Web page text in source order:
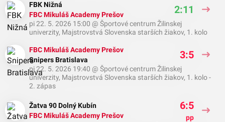
FBK Nižná
FBC Mikuláš Academy Prešov
2:11
pi 22. 5. 2026 15:00 @ Športové centrum Žilinskej
univerzity, Majstrovstvá Slovenska starších žiakov, 1. kolo
FBC Mikuláš Academy Prešov
Snipers Bratislava
3:5
pi 22. 5. 2026 19:40 @ Športové centrum Žilinskej
univerzity, Majstrovstvá Slovenska starších žiakov, 1. kolo -
2. zápas
Žatva 90 Dolný Kubín
FBC Mikuláš Academy Prešov
6:5
pp